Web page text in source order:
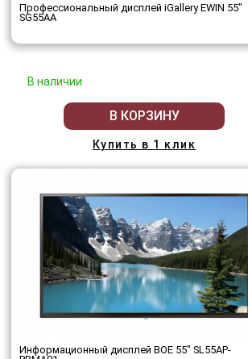
Профессиональный дисплей iGallery EWIN 55"
SG55AA
В наличии
В КОРЗИНУ
Купить в 1 клик
Информационный дисплей BOE 55" SL55AP-